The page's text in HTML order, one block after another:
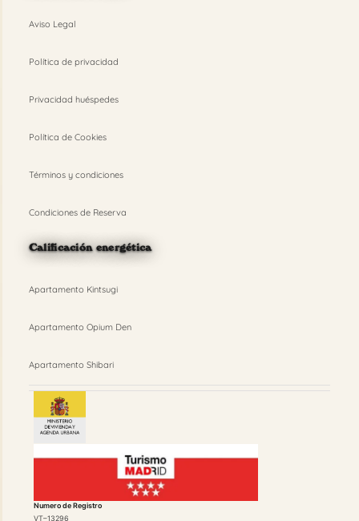
Aviso Legal
Política de privacidad
Privacidad huéspedes
Política de Cookies
Términos y condiciones
Condiciones de Reserva
Calificación energética
Apartamento Kintsugi
Apartamento Opium Den
Apartamento Shibari
Numero de Registro
VT–13296